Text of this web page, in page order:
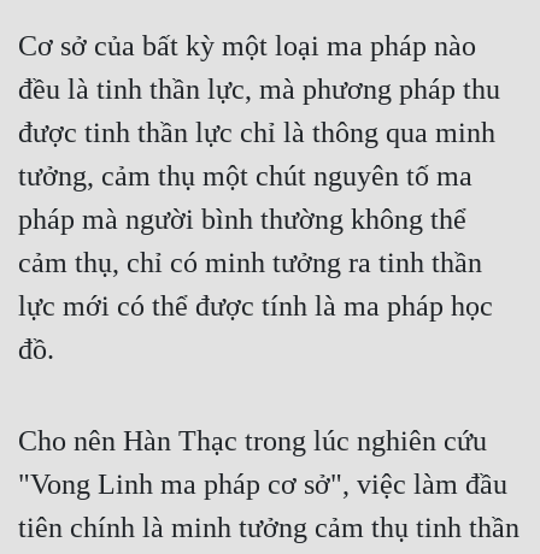
Cơ sở của bất kỳ một loại ma pháp nào
đều là tinh thần lực, mà phương pháp thu
được tinh thần lực chỉ là thông qua minh
tưởng, cảm thụ một chút nguyên tố ma
pháp mà người bình thường không thể
cảm thụ, chỉ có minh tưởng ra tinh thần
lực mới có thể được tính là ma pháp học
đồ.
Cho nên Hàn Thạc trong lúc nghiên cứu
"Vong Linh ma pháp cơ sở", việc làm đầu
tiên chính là minh tưởng cảm thụ tinh thần